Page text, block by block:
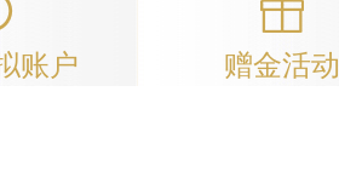
账户 赠金活动